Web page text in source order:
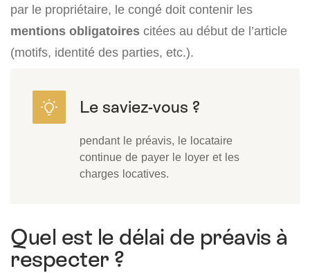
par le propriétaire, le congé doit contenir les
mentions obligatoires citées au début de l’article
(motifs, identité des parties, etc.).
pendant le préavis, le locataire
continue de payer le loyer et les
charges locatives.
Quel est le délai de préavis à
respecter ?